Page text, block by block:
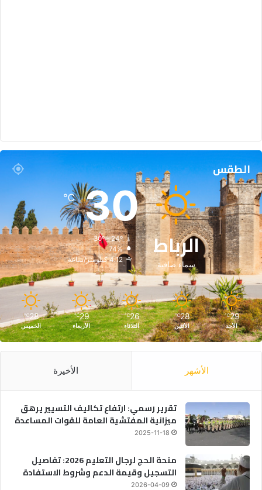
الطقس
الرباط
سماء صافية
30
℃
30º - 24º
74%
4.12 كيلومتر/ساعة
29
℃
الأحد
28
℃
الأثنين
26
℃
الثلاثاء
29
℃
الأربعاء
28
℃
الخميس
الأشهر الأخيرة
تقرير رسمي: ارتفاع تكاليف التسيير يرهق
ميزانية المفتشية العامة للقوات المساعدة
2025-11-18
منحة الحج لرجال التعليم 2026: تفاصيل
التسجيل وقيمة الدعم وشروط الاستفادة
2026-04-09